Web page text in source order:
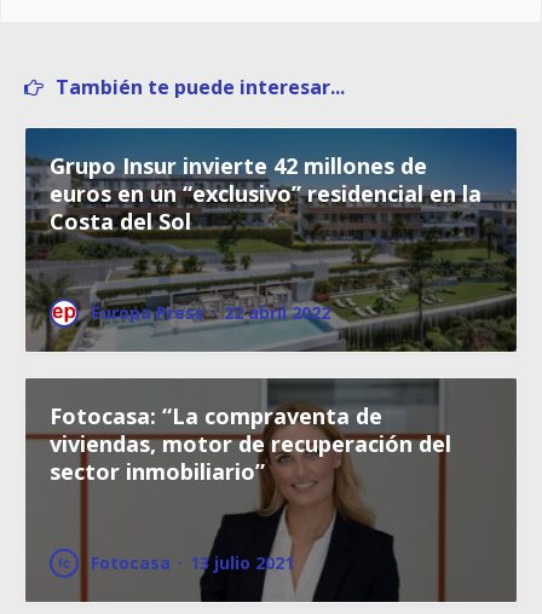
También te puede interesar...
Grupo Insur invierte 42 millones de
euros en un “exclusivo” residencial en la
Costa del Sol
Europa Press · 22 abril 2022
Fotocasa: “La compraventa de
viviendas, motor de recuperación del
sector inmobiliario”
Fotocasa · 13 julio 2021